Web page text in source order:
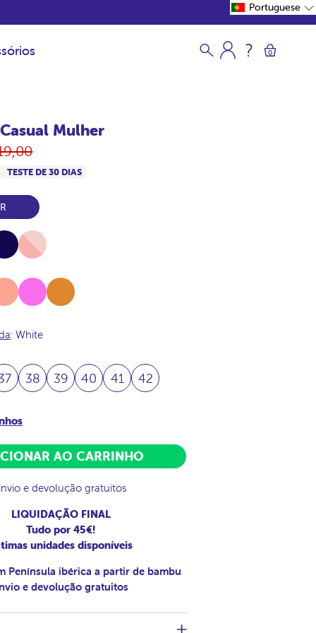
0
Mulher
TESTE DE 30 DIAS
Pink
Fucsia Canela
: White
38 39 40 41 42
AO CARRINHO
e devolução gratuitos
LIQUIDAÇÃO FINAL
Tudo por 45€!
unidades disponíveis
Península ibérica a partir de bambu
e devolução gratuitos
Portuguese